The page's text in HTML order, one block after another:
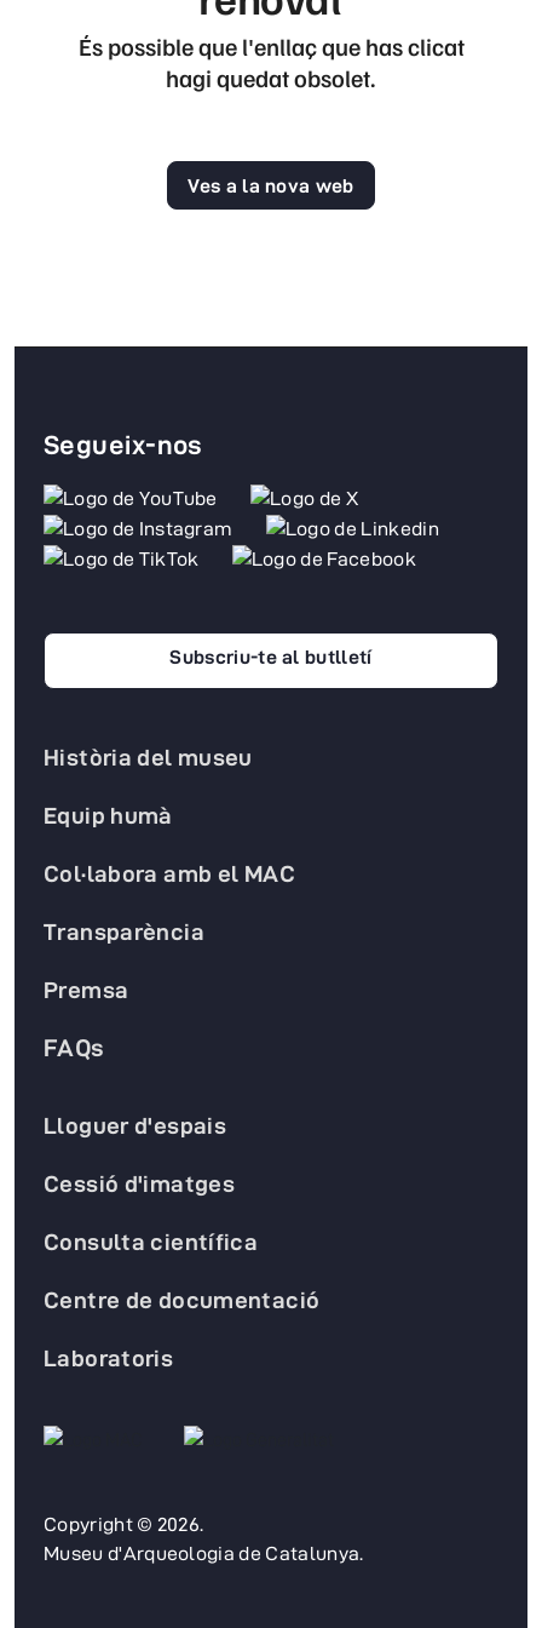
És possible que l'enllaç que has clicat
hagi quedat obsolet.
Ves a la nova web
Copyright © 2026.
Museu d'Arqueologia de Catalunya.
Història del museu
Equip humà
Col·labora amb el MAC
Transparència
Premsa
FAQs
Lloguer d'espais
Cessió d'imatges
Consulta científica
Centre de documentació
Laboratoris
Segueix-nos
Subscriu-te al butlletí